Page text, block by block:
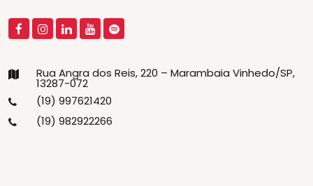
Rua Angra dos Reis, 220 – Marambaia Vinhedo/SP,
13287-072
(19) 997621420
(19) 982922266